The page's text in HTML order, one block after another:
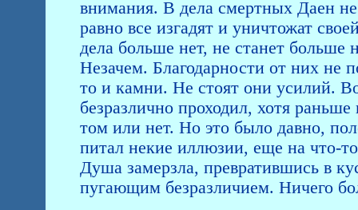
внимания. В дела смертных Даен
равно все изгадят и уничтожат
дела больше нет, не станет больше
Незачем. Благодарности от них не
то и камни. Не стоят они усилий.
безразлично проходил, хотя
том или нет. Но это было давно,
питал некие иллюзии, еще на что-
Душа замерзла, превратившись в
пугающим безразличием. Ничего